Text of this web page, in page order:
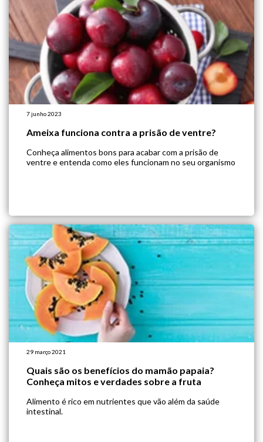
7 junho 2023
Ameixa funciona contra a prisão de ventre?
Conheça alimentos bons para acabar com a prisão de
ventre e entenda como eles funcionam no seu organismo
29 março 2021
Quais são os benefícios do mamão papaia?
Conheça mitos e verdades sobre a fruta
Alimento é rico em nutrientes que vão além da saúde
intestinal.